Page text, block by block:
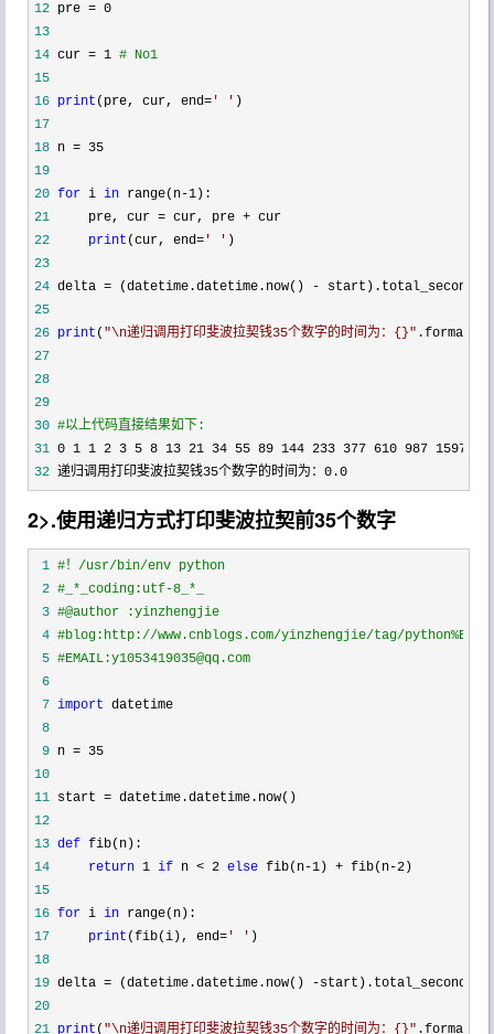
12 pre =
13
14 cur = 1 # No1
15
16 print (pre, cur, end= ' '
17
18
19
20 for i in range(n-1
21
     pre, cur = cur, pre +
22
print (cur, end= ' '
23
24 delta = (datetime.datetime.now() -
25
26 print ( "\n递归调用打印斐波拉契钱35个数字的时间为：{}"
27
28
29
30 #以上代码直接结果如下:
31
32 递归调用打印斐波拉契钱35个数字的时间为：0.0
2>.使用递归方式打印斐波拉契前35个数字
1 #！/usr/bin/env python
2 # _*_coding:utf-8_*_
3 #@author :yinzhengjie
4 #blog:http://www.cnblogs.com/yinzhengjie/tag/
5 #EMAIL:y1053419035@qq.com
6
7 import
8
9
10
11 start =
12
13 def
14
return 1 if n < 2 else fib(n-1) + fib(n-2
15
16 for i in
17
print (fib(i), end= ' '
18
19 delta = (datetime.datetime.now() -
20
21 print ( "\n递归调用打印斐波拉契钱35个数字的时间为：{}"